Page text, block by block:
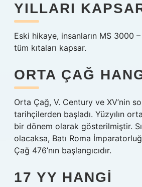
YILLARI
Eski hikaye, insanların MS 3000 –
tüm kıtaları kapsar.
ORTA ÇAĞ
Orta Çağ, V. Century ve XV’nin
tarihçilerden başladı. Yüzyılın
bir dönem olarak gösterilmiştir.
olacaksa, Batı Roma
Çağ 476’nın başlangıcıdır.
17 YY HANGI